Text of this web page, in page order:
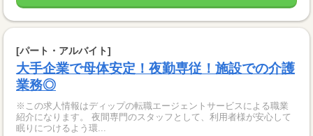
[パート・アルバイト]
大手企業で母体安定！夜勤専従！施設での介護
業務◎
※この求人情報はディップの転職エージェントサービスによる職業
紹介になります。 夜間専門のスタッフとして、利用者様が安心して
眠りにつけるよう環...